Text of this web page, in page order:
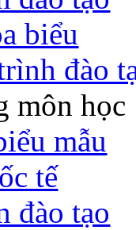
biểu
đào
môn học
mẫu
tế
đào tạo